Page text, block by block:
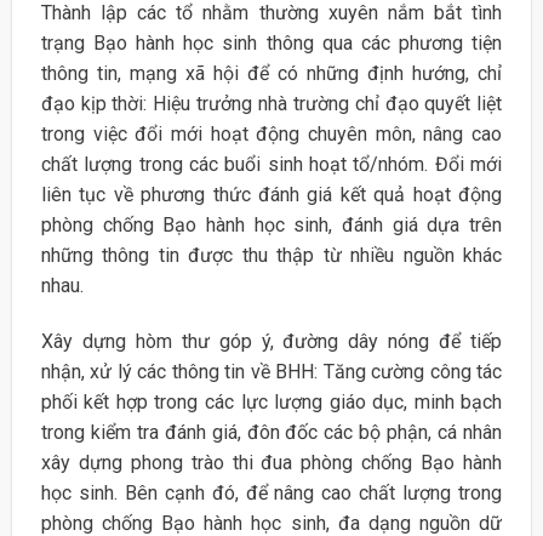
Thành lập các tổ nhằm thường xuyên nắm bắt tình
trạng Bạo hành học sinh thông qua các phương tiện
thông tin, mạng xã hội để có những định hướng, chỉ
đạo kịp thời: Hiệu trưởng nhà trường chỉ đạo quyết liệt
trong việc đổi mới hoạt động chuyên môn, nâng cao
chất lượng trong các buổi sinh hoạt tổ/nhóm. Đổi mới
liên tục về phương thức đánh giá kết quả hoạt động
phòng chống Bạo hành học sinh, đánh giá dựa trên
những thông tin được thu thập từ nhiều nguồn khác
nhau.
Xây dựng hòm thư góp ý, đường dây nóng để tiếp
nhận, xử lý các thông tin về BHH: Tăng cường công tác
phối kết hợp trong các lực lượng giáo dục, minh bạch
trong kiểm tra đánh giá, đôn đốc các bộ phận, cá nhân
xây dựng phong trào thi đua phòng chống Bạo hành
học sinh. Bên cạnh đó, để nâng cao chất lượng trong
phòng chống Bạo hành học sinh, đa dạng nguồn dữ